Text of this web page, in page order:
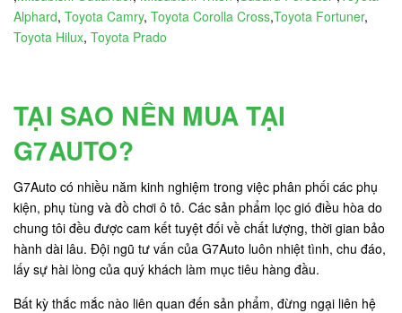
Alphard, Toyota Camry, Toyota Corolla Cross,Toyota Fortuner,
Toyota Hilux, Toyota Prado
TẠI SAO NÊN MUA TẠI
G7AUTO?
G7Auto có nhiều năm kinh nghiệm trong việc phân phối các phụ
kiện, phụ tùng và đồ chơi ô tô. Các sản phẩm lọc gió điều hòa do
chung tôi đều được cam kết tuyệt đối về chất lượng, thời gian bảo
hành dài lâu. Đội ngũ tư vấn của G7Auto luôn nhiệt tình, chu đáo,
lấy sự hài lòng của quý khách làm mục tiêu hàng đầu.
Bất kỳ thắc mắc nào liên quan đến sản phẩm, đừng ngại liên hệ